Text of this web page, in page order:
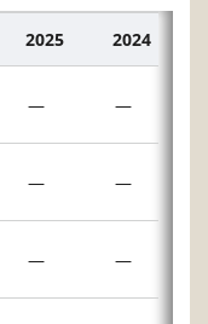
2025 2024
— —
— —
— —